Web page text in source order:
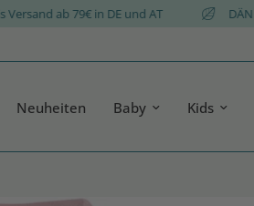
Gratis Versand ab 79€ in DE und AT
Neuheiten Baby Kids